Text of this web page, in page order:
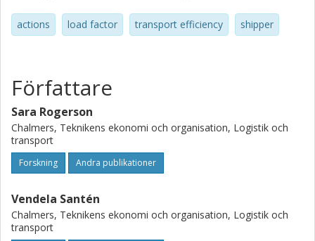
actions load factor transport efficiency shipper
Författare
Sara Rogerson
Chalmers, Teknikens ekonomi och organisation, Logistik och
transport
Forskning Andra publikationer
Vendela Santén
Chalmers, Teknikens ekonomi och organisation, Logistik och
transport